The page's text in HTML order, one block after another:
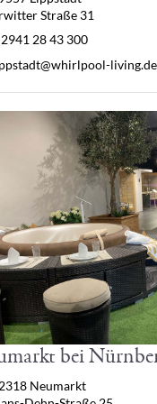
Straße 31
28 43 300
living.de
bei
Neumarkt